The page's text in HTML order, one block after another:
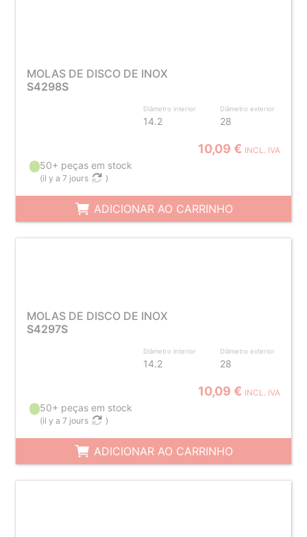
MOLAS DE DISCO DE INOX
S4298S
Diâmetro interior
14.2
Diâmetro exterior
28
10,09 € INCL. IVA
50+ peças em stock
(il y a 7 jours )
ADICIONAR AO CARRINHO
MOLAS DE DISCO DE INOX
S4297S
Diâmetro interior
14.2
Diâmetro exterior
28
10,09 € INCL. IVA
50+ peças em stock
(il y a 7 jours )
ADICIONAR AO CARRINHO